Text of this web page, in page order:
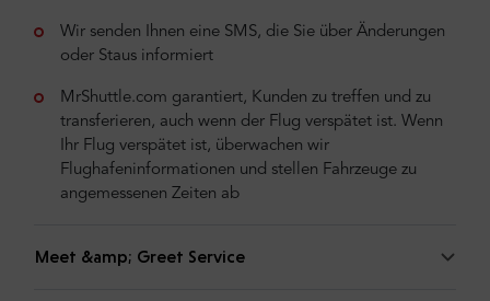
Wir senden Ihnen eine SMS, die Sie über Änderungen
oder Staus informiert
MrShuttle.com garantiert, Kunden zu treffen und zu
transferieren, auch wenn der Flug verspätet ist. Wenn
Ihr Flug verspätet ist, überwachen wir
Flughafeninformationen und stellen Fahrzeuge zu
angemessenen Zeiten ab
Meet &amp; Greet Service